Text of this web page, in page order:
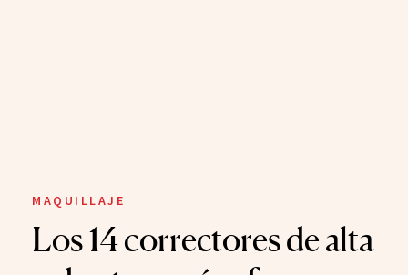
MAQUILLAJE
Los 14 correctores de alta